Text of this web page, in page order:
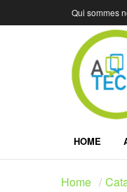
Qui sommes
HOME
Home